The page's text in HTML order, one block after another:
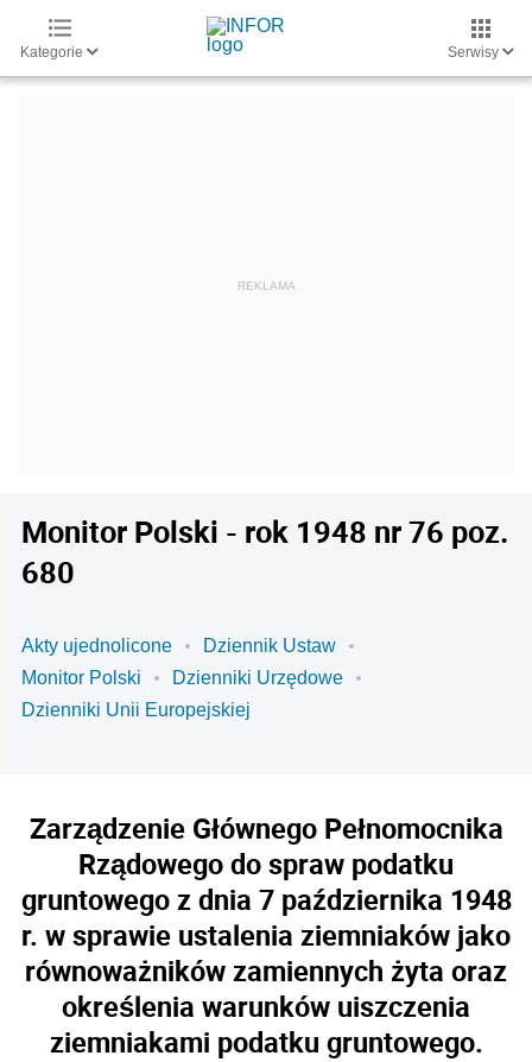
Kategorie Serwisy
Monitor Polski - rok 1948 nr 76 poz.
680
Akty ujednolicone
Dziennik Ustaw
Monitor Polski
Dzienniki Urzędowe
Dzienniki Unii Europejskiej
Zarządzenie Głównego Pełnomocnika
Rządowego do spraw podatku
gruntowego z dnia 7 października 1948
r. w sprawie ustalenia ziemniaków jako
równoważników zamiennych żyta oraz
określenia warunków uiszczenia
ziemniakami podatku gruntowego.